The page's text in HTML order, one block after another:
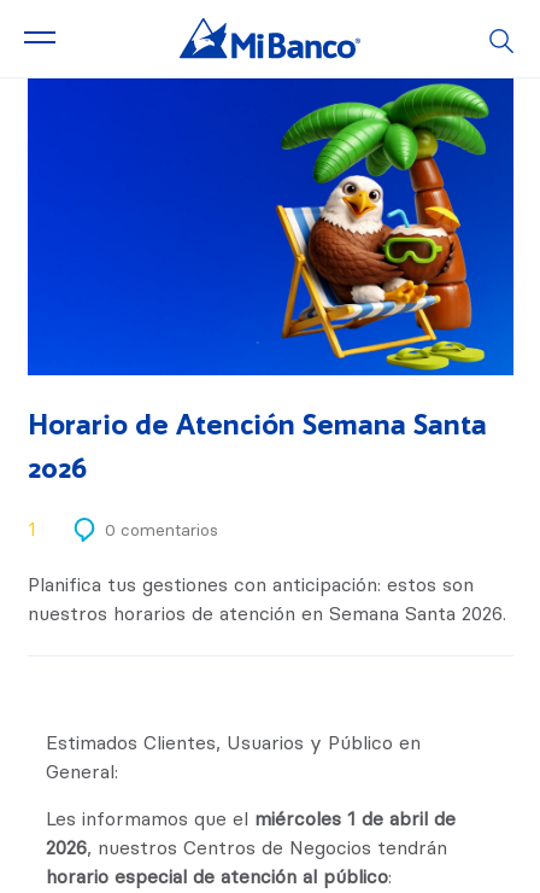
Horario de Atención Semana Santa
2026
1 0 comentarios
Planifica tus gestiones con anticipación: estos son
nuestros horarios de atención en Semana Santa 2026.
Estimados Clientes, Usuarios y Público en
General:
Les informamos que el miércoles 1 de abril de
2026, nuestros Centros de Negocios tendrán
horario especial de atención al público: